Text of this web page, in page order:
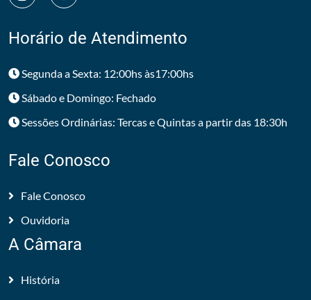
Horário de Atendimento
Segunda a Sexta: 12:00hs às17:00hs
Sábado e Domingo: Fechado
Sessões Ordinárias: Tercas e Quintas a partir das 18:30h
Fale Conosco
Fale Conosco
Ouvidoria
A Câmara
História